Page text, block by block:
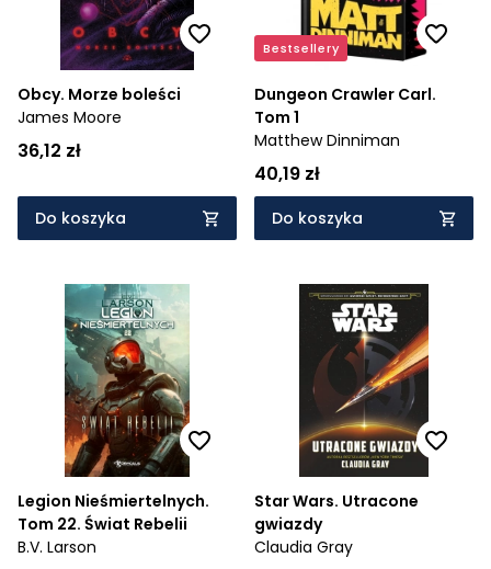
Obcy. Morze boleści
James Moore
36,12 zł
Do koszyka
Bestsellery
Dungeon Crawler Carl.
Tom 1
Matthew Dinniman
40,19 zł
Do koszyka
Legion Nieśmiertelnych.
Tom 22. Świat Rebelii
B.V. Larson
Star Wars. Utracone
gwiazdy
Claudia Gray